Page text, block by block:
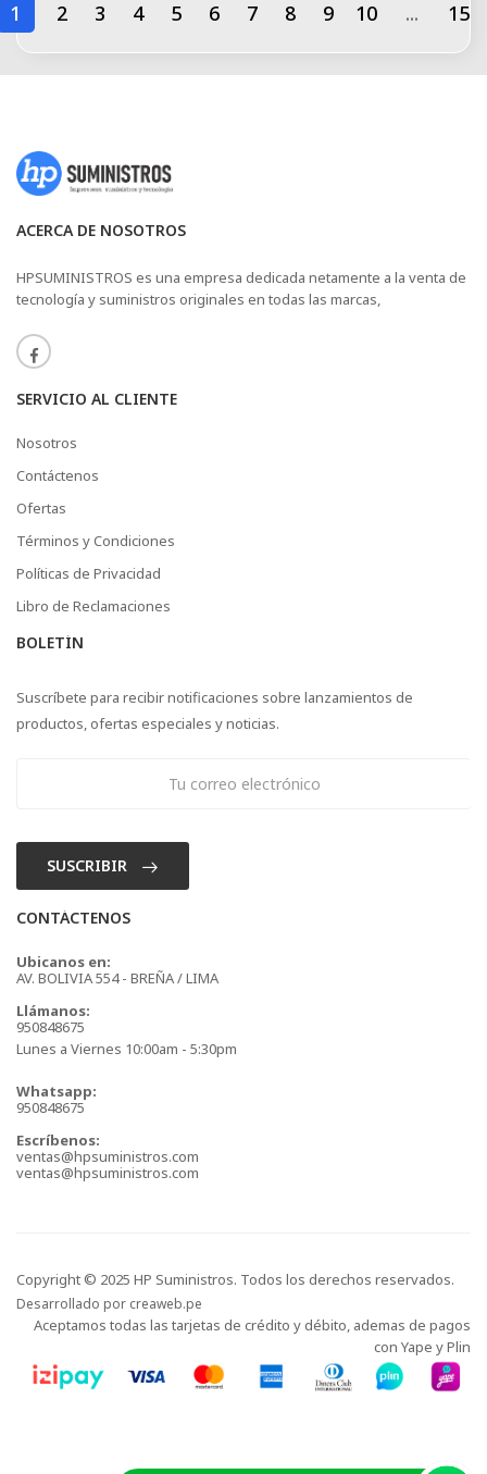
1 2 3 4 5 6 7 8 9 10 ... 15
ACERCA DE NOSOTROS
HPSUMINISTROS es una empresa dedicada netamente a la venta de
tecnología y suministros originales en todas las marcas,
SERVICIO AL CLIENTE
Nosotros
Contáctenos
Ofertas
Términos y Condiciones
Políticas de Privacidad
Libro de Reclamaciones
BOLETÍN
Suscríbete para recibir notificaciones sobre lanzamientos de
productos, ofertas especiales y noticias.
SUSCRIBIR
CONTÁCTENOS
Ubicanos en:
AV. BOLIVIA 554 - BREÑA / LIMA
Llámanos:
950848675
Lunes a Viernes 10:00am - 5:30pm
Whatsapp:
950848675
Escríbenos:
ventas@hpsuministros.com
ventas@hpsuministros.com
Copyright © 2025 HP Suministros. Todos los derechos reservados.
Desarrollado por creaweb.pe
Aceptamos todas las tarjetas de crédito y débito, ademas de pagos
con Yape y Plin